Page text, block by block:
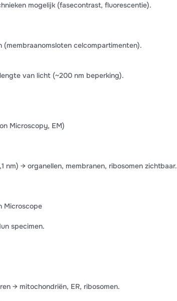
mogelijk (fasecontrast, fluorescentie).
celcompartimenten).
van licht (~200 nm beperking).
Microscopy, EM)
nm) → organellen, membranen, ribosomen zichtbaar.
Microscope
specimen.
→ mitochondriën, ER, ribosomen.